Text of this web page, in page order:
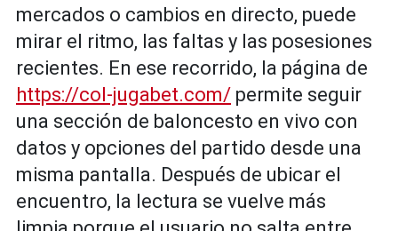
mercados o cambios en directo, puede
mirar el ritmo, las faltas y las posesiones
recientes. En ese recorrido, la página de
https://col-jugabet.com/ permite seguir
una sección de baloncesto en vivo con
datos y opciones del partido desde una
misma pantalla. Después de ubicar el
encuentro, la lectura se vuelve más